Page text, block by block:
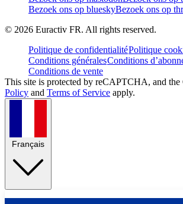
Bezoek ons op blueskyBezoek ons op
© 2026 Euractiv FR. All rights reserved.
Politique de confidentialitéPolitique
Conditions généralesConditions
Conditions de vente
This site is protected by reCAPTCHA, and the
Policy and Terms of Service apply.
Français